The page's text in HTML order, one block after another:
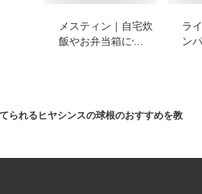
メスティン｜自宅炊
飯やお弁当箱に使え
ラ
ン
られるヒヤシンスの球根のおすすめを教